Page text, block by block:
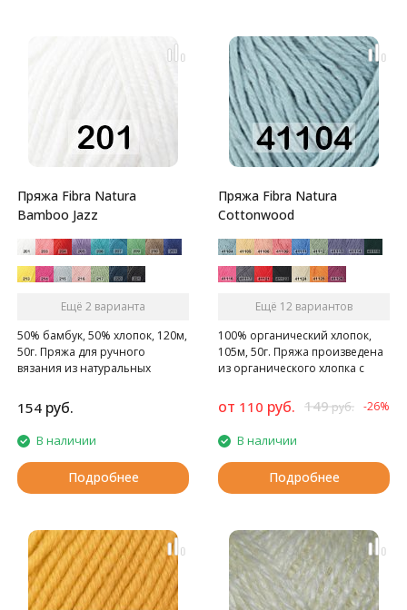
Пряжа Fibra Natura
Bamboo Jazz
Ещё 2 варианта
50% бамбук, 50% хлопок, 120м,
50г. Пряжа для ручного
вязания из натуральных
154 руб.
В наличии
Подробнее
Пряжа Fibra Natura
Cottonwood
Ещё 12 вариантов
100% органический хлопок,
105м, 50г. Пряжа произведена
из органического хлопка с
красителей
от 110 руб. 149руб. -26%
В наличии
Подробнее